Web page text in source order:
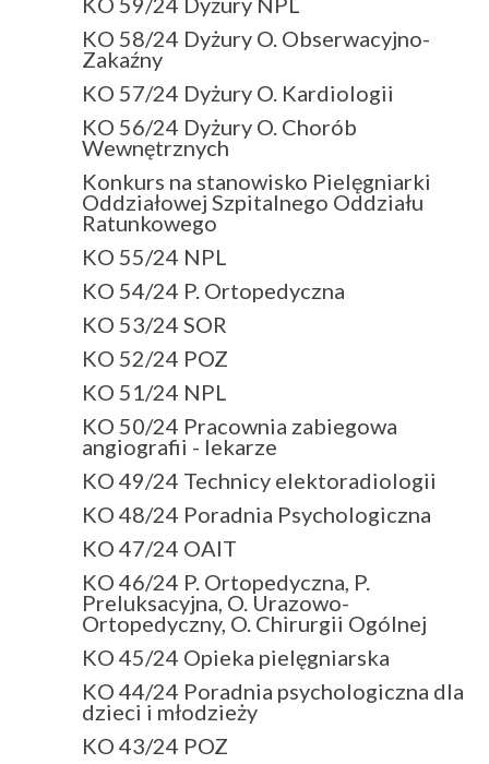
KO 58/24 Dyżury O. Obserwacyjno-
Zakaźny
KO 57/24 Dyżury O. Kardiologii
KO 56/24 Dyżury O. Chorób
Wewnętrznych
Konkurs na stanowisko Pielęgniarki
Oddziałowej Szpitalnego Oddziału
Ratunkowego
KO 55/24 NPL
KO 54/24 P. Ortopedyczna
KO 53/24 SOR
KO 52/24 POZ
KO 51/24 NPL
KO 50/24 Pracownia zabiegowa
angiografii - lekarze
KO 49/24 Technicy elektoradiologii
KO 48/24 Poradnia Psychologiczna
KO 47/24 OAIT
KO 46/24 P. Ortopedyczna, P.
Preluksacyjna, O. Urazowo-
Ortopedyczny, O. Chirurgii Ogólnej
KO 45/24 Opieka pielęgniarska
KO 44/24 Poradnia psychologiczna dla
dzieci i młodzieży
KO 43/24 POZ